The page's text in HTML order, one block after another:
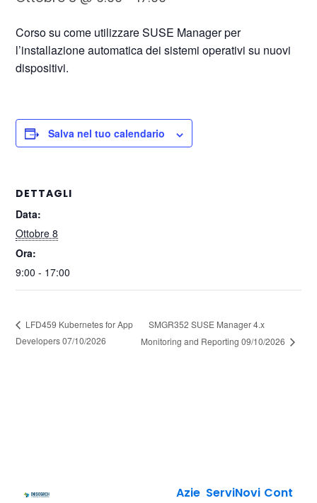
Corso su come utilizzare SUSE Manager per
l’installazione automatica dei sistemi operativi su nuovi
dispositivi.
Salva nel tuo calendario
DETTAGLI
Data:
Ottobre 8
Ora:
9:00 - 17:00
LFD459 Kubernetes for App
Developers 07/10/2026
SMGR352 SUSE Manager 4.x
Monitoring and Reporting 09/10/2026
Azie ServiNovi Cont